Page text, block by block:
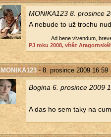
MO­NI­KA­123 8. pro­sin­ce
A ne­bu­de to už tro­chu
Ad bene vi­ven­dum,
PJ roku 2008, vítěz
MONIKA123- 8. prosince 2009 16:59
Bo­gi­na 6. pro­sin­ce 2009
A das ho sem taky na